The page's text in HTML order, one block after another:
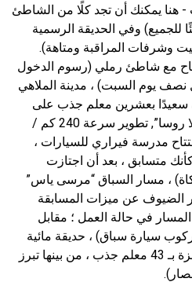
هنا يمكنك أن تجد كلًا من الشاطئ
للجميع) وفي الحديقة الرسمية
وشرفات المراقبة ومتاهة).
مع شاطئ رملي (رسوم الدخول
نصف يوم السبت) ، مدينة الملاهي
سعيدًا بعشرين معلم جذب على
وجه الخصوص, “فورمولا روسا”, تطوير سرعة 240 كم /
مدرسة فيراري للسيارات ،
متسابق ، بعد أن اجتازت
، مسار السباق “مرسى ياس”
الضيوف عن ميزات المسابقة
في حالة العمل ؛ مقابل
سيارة سباق) ، حديقة مائية
“ياس ووتر وورلد” (مجهزة بـ 43 معلم جذب ، من بينها تبرز